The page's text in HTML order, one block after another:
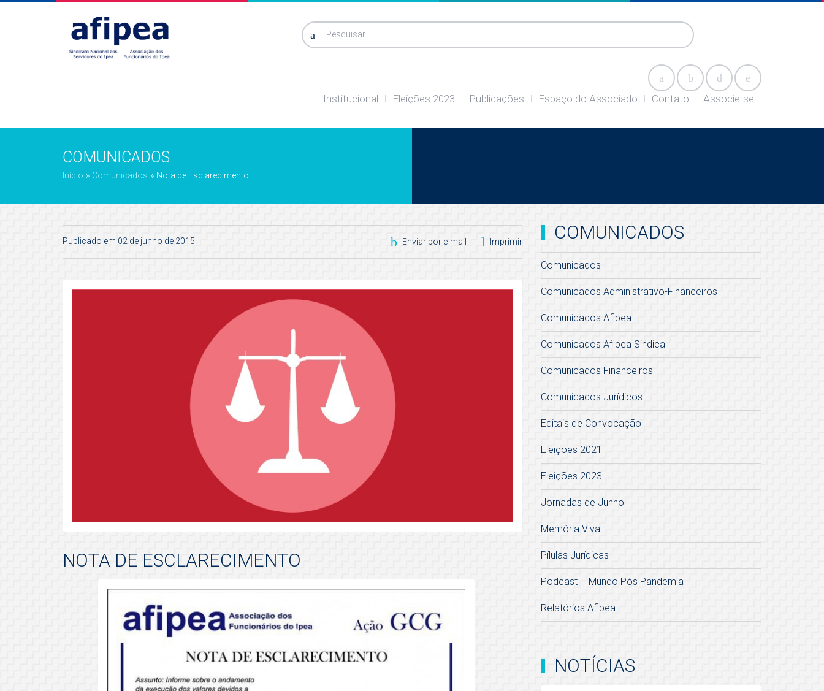
Pesquisar
Institucional Eleições 2023 Publicações Espaço do Associado Contato Associe-se
COMUNICADOS
Início » Comunicados » Nota de Esclarecimento
Publicado em 02 de junho de 2015 Enviar por e-mail Imprimir
NOTA DE ESCLARECIMENTO
COMUNICADOS
Comunicados
Comunicados Administrativo-Financeiros
Comunicados Afipea
Comunicados Afipea Sindical
Comunicados Financeiros
Comunicados Jurídicos
Editais de Convocação
Eleições 2021
Eleições 2023
Jornadas de Junho
Memória Viva
Pílulas Jurídicas
Podcast – Mundo Pós Pandemia
Relatórios Afipea
NOTÍCIAS